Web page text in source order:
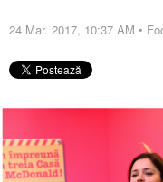
24 Mar. 2017, 10:37 AM •